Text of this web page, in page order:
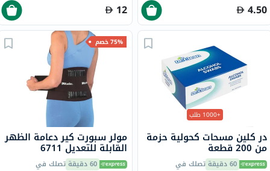
4.50
12
+1000 طلب
در كلين مسحات كحولية حزمة
من 200 قطعة
60 دقيقة تصلك في
75% خصم
مولر سبورت كير دعامة الظهر
القابلة للتعديل 6711
60 دقيقة تصلك في